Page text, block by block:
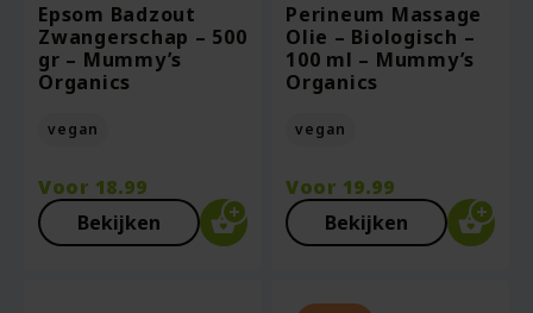
Epsom Badzout
Zwangerschap – 500
gr – Mummy’s
Organics
vegan
Voor 18.99
Bekijken
Perineum Massage
Olie – Biologisch –
100 ml – Mummy’s
Organics
vegan
Voor 19.99
Bekijken